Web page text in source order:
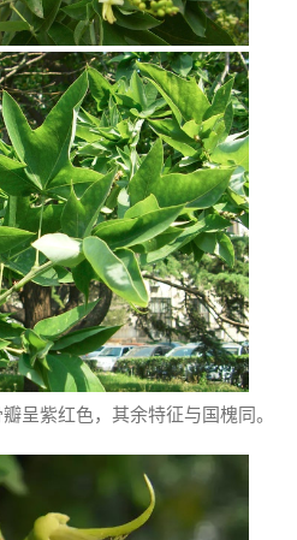
呈紫红色，其余特征与国槐同。